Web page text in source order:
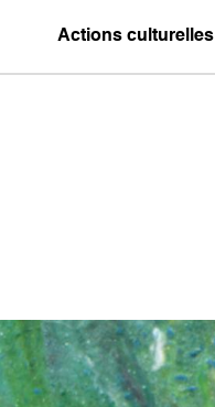
Actions culturelles